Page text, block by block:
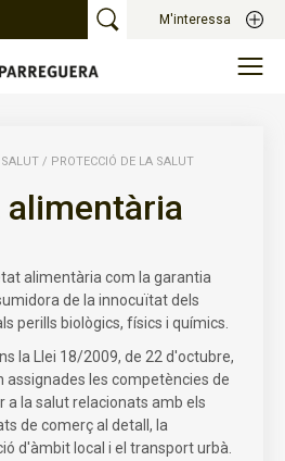
M'interessa
SALUT / PROTECCIÓ DE LA SALUT
alimentària com la garantia
de la innocuïtat dels
perills biològics, físics i químics.
la Llei 18/2009, de 22 d'octubre,
assignades les competències de
a la salut relacionats amb els
de comerç al detall, la
d'àmbit local i el transport urbà.